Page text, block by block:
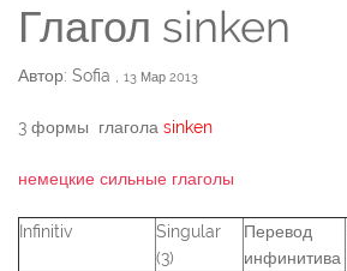
Глагол sinken
Автор: Sofia , 13 Мар 2013
3 формы глагола sinken
немецкие сильные глаголы
Infinitiv
Singular
(3)
Перевод
инфинитива